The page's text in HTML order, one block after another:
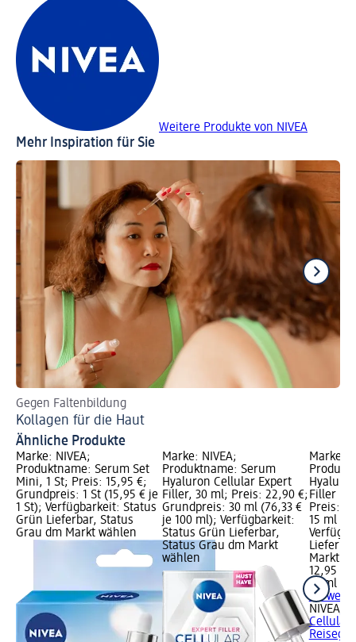
Weitere Produkte von NIVEA
Mehr Inspiration für Sie
Gegen Faltenbildung
Kollagen für die Haut
Ähnliche Produkte
Marke: NIVEA;
Produktname: Serum Set
Mini, 1 St; Preis: 15,95 €;
Grundpreis: 1 St (15,95 € je
1 St); Verfügbarkeit: Status
Grün Lieferbar, Status
Grau dm Markt wählen
Marke: NIVEA;
Produktname: Serum
Hyaluron Cellular Expert
Filler, 30 ml; Preis: 22,90 €;
Grundpreis: 30 ml (76,33 €
je 100 ml); Verfügbarkeit:
Status Grün Lieferbar,
Status Grau dm Markt
wählen
Marke:
Filler
Preis:
15 ml
Markt
12,95 €
15 ml
+ 1
NIVEA
Cellular